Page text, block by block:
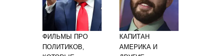
ФИЛЬМЫ ПРО
ПОЛИТИКОВ,
КАПИТАН
АМЕРИКА И